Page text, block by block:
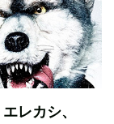
レカシ、